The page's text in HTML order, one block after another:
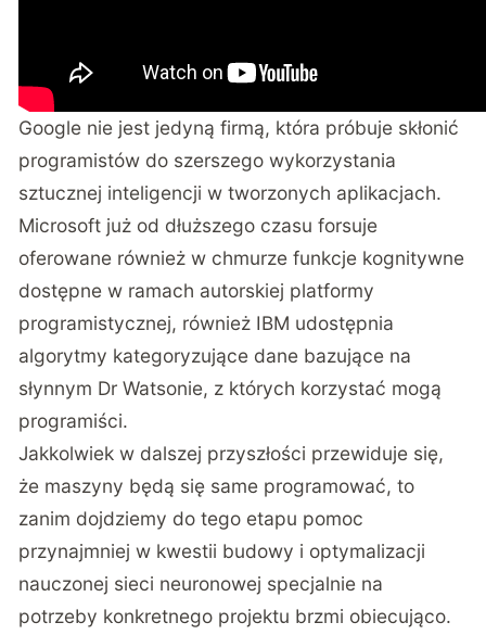
Google nie jest jedyną firmą, która próbuje skłonić
programistów do szerszego wykorzystania
sztucznej inteligencji w tworzonych aplikacjach.
Microsoft już od dłuższego czasu forsuje
oferowane również w chmurze funkcje kognitywne
dostępne w ramach autorskiej platformy
programistycznej, również IBM udostępnia
algorytmy kategoryzujące dane bazujące na
słynnym Dr Watsonie, z których korzystać mogą
programiści.
Jakkolwiek w dalszej przyszłości przewiduje się,
że maszyny będą się same programować, to
zanim dojdziemy do tego etapu pomoc
przynajmniej w kwestii budowy i optymalizacji
nauczonej sieci neuronowej specjalnie na
potrzeby konkretnego projektu brzmi obiecująco.